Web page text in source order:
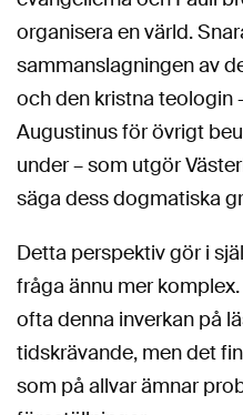
organisera en värld.
sammanslagningen av
och den kristna teologin
Augustinus för övrigt
under – som utgör
säga dess dogmatiska
Detta perspektiv gör i
fråga ännu mer
ofta denna inverkan på
tidskrävande, men det
som på allvar ämnar